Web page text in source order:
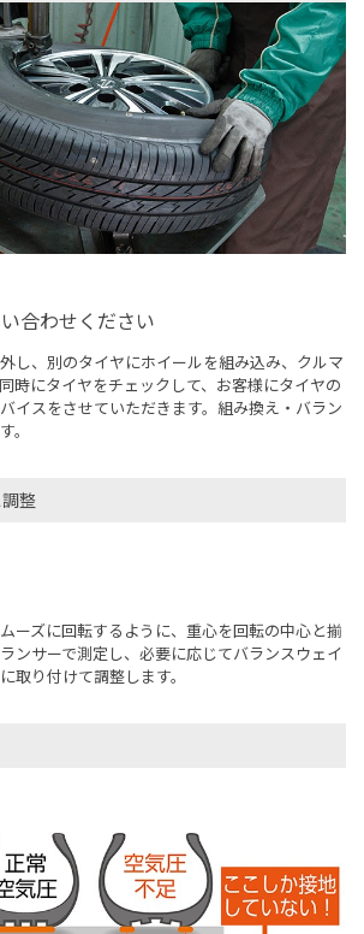
合わせください
し、別のタイヤにホイールを組み込み、クルマ
時にタイヤをチェックして、お客様にタイヤの
イスをさせていただきます。​組み換え・バラン
。
整
ーズに回転するように、重心を回転の中心と揃
ンサーで測定し、必要に応じてバランスウェイ
取り付けて調整します。